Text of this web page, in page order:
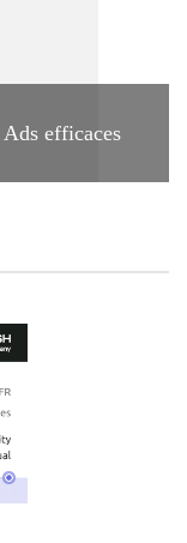
Ads efficaces